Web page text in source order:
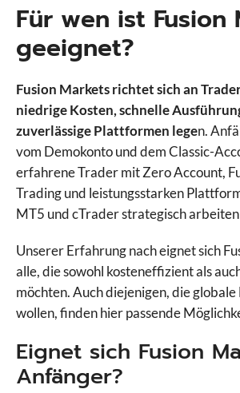
Für wen ist Fusion
geeignet?
Fusion Markets richtet sich an
niedrige Kosten, schnelle
zuverlässige Plattformen legen.
vom Demokonto und dem Classic-
erfahrene Trader mit Zero Account,
Trading und leistungsstarken
MT5 und cTrader strategisch arbeiten
Unserer Erfahrung nach eignet sich
alle, die sowohl kosteneffizient als
möchten. Auch diejenigen, die
wollen, finden hier passende
Eignet sich Fusion
Anfänger?